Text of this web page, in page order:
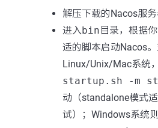
解压下载的Nacos服务
进入bin 目录，根据
适的脚本启动Nacos
Linux/Unix/Mac系统
startup.sh -m
动（standalone模式
试）；Windows系统